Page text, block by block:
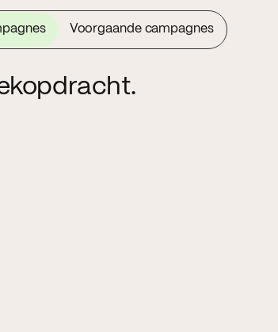
Voorgaande campagnes